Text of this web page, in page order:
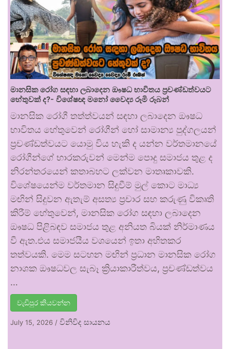
මානසික රෝග සඳහා ලබාදෙන ඖෂධ භාවිතය ප්‍රචණ්ඩත්වයට
හේතුවක් ද?- විශේෂඥ මනෝ වෛද්‍ය රූමි රූබන්
මානසික රෝගී තත්ත්වයන් සඳහා ලබාදෙන ඖෂධ
භාවිතය හේතුවෙන් රෝගීන් හෝ සාමාන්‍ය පුද්ගලයන්
ප්‍රචණ්ඩත්වයට යොමු විය හැකි ද යන්න වර්තමානයේ
රෝගීන්ගේ භාරකරුවන් මෙන්ම පොදු සමාජය තුළ ද
නිරන්තරයෙන් කතාබහට ලක්වන මාතෘකාවකි.
විශේෂයෙන්ම වර්තමාන සිදුවීම් මුල් කොට මාධ්‍ය
මඟින් සිදුවන ඇතැම් අසත්‍ය ප්‍රචාර සහ කරුණු විකෘති
කිරීම් හේතුවෙන්, මානසික රෝග සඳහා ලබාදෙන
ඖෂධ පිළිබඳව සමාජය තුළ අනියත බියක් නිර්මාණය
වී ඇත.එය සමාජයීය වශයෙන් ඉතා අහිතකර
තත්වයකි. මෙම සටහන මඟින් ප්‍රධාන මානසික රෝග
නාශක ඖෂධවල සැබෑ ක්‍රියාකාරීත්වය, ප්‍රචණ්ඩත්වය
…
වැඩිපුර කියවන්න
July 15, 2026 / විනිවිද සායනය